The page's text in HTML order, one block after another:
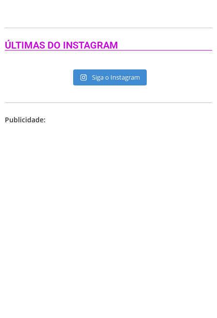
ÚLTIMAS DO INSTAGRAM
Siga o Instagram
Publicidade: